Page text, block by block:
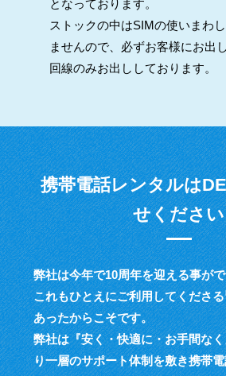
となっております。
ストックの中はSIMの使いまわ
ませんので、必ずお客様にお出
回線のみお出ししております。
携帯電話レンタルは
せください
弊社は今年で10周年を迎える事が
これもひとえにご利用してくださ
あったからこそです。
弊社は『安く・快適に・お手間な
り一層のサポート体制を敷き携帯